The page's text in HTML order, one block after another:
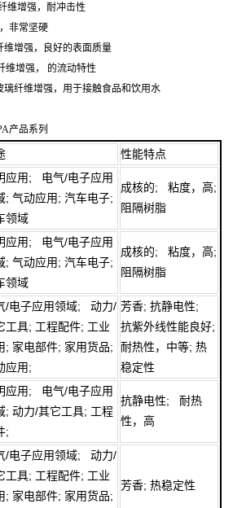
维增强，耐冲击性
非常坚硬
维增强，良好的表面质量
维增强， 的流动特性
璃纤维增强，用于接触食品和饮用水
产品系列
性能特点
应用; 电气/电子应用
; 气动应用; 汽车电子;
领域
成核的; 粘度，高;
阻隔树脂
应用; 电气/电子应用
; 气动应用; 汽车电子;
领域
成核的; 粘度，高;
阻隔树脂
/电子应用领域; 动力/
工具; 工程配件; 工业
; 家电部件; 家用货品;
应用;
芳香; 抗静电性;
抗紫外线性能良好;
耐热性，中等; 热
稳定性
应用; 电气/电子应用
; 动力/其它工具; 工程
;
抗静电性; 耐热
性，高
/电子应用领域; 动力/
工具; 工程配件; 工业
; 家电部件; 家用货品;
芳香; 热稳定性